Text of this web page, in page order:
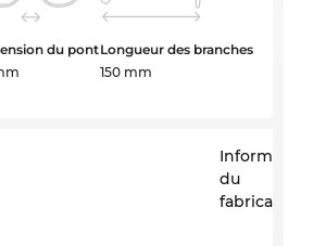
du pontLongueur des branches
150 mm
du
fabricant